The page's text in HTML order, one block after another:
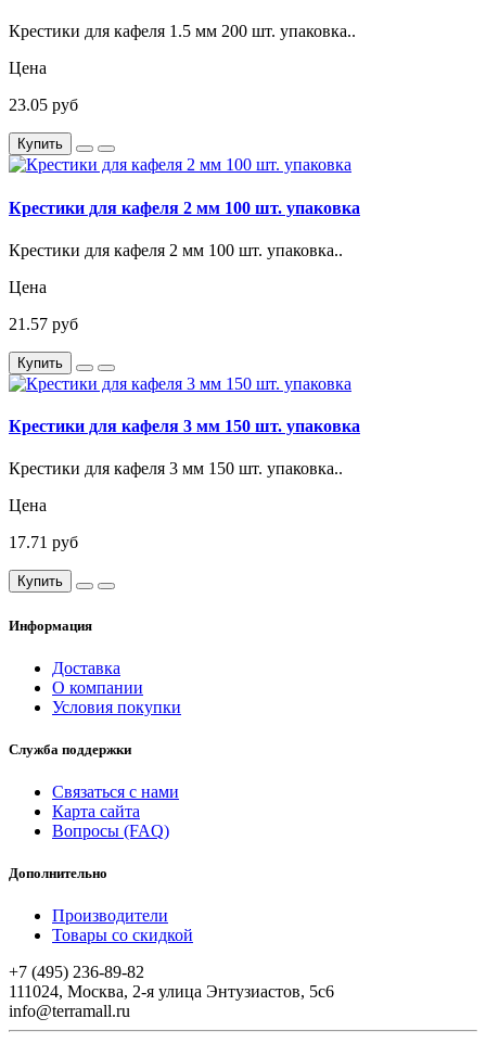
Крестики для кафеля 1.5 мм 200 шт. упаковка..
Цена
23.05 руб
Купить
Крестики для кафеля 2 мм 100 шт. упаковка
Крестики для кафеля 2 мм 100 шт. упаковка..
Цена
21.57 руб
Купить
Крестики для кафеля 3 мм 150 шт. упаковка
Крестики для кафеля 3 мм 150 шт. упаковка..
Цена
17.71 руб
Купить
Информация
Доставка
О компании
Условия покупки
Служба поддержки
Связаться с нами
Карта сайта
Вопросы (FAQ)
Дополнительно
Производители
Товары со скидкой
+7 (495) 236-89-82
111024, Москва, 2-я улица Энтузиастов, 5с6
info@terramall.ru